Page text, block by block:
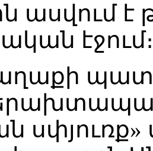
ասվում
էջում։
սփյուռք»